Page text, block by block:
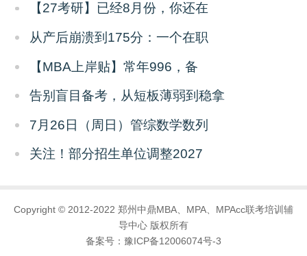
【27考研】已经8月份，你还在
从产后崩溃到175分：一个在职
【MBA上岸贴】常年996，备
告别盲目备考，从短板薄弱到稳拿
7月26日（周日）管综数学数列
关注！部分招生单位调整2027
Copyright © 2012-2022 郑州中鼎MBA、MPA、MPAcc联考培训辅
导中心 版权所有
备案号： 豫ICP备12006074号-3